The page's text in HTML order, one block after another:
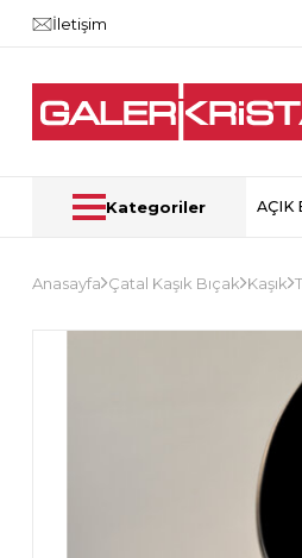
İletişim
Kategoriler AÇIK
Anasayfa Çatal Kaşık Bıçak Kaşık